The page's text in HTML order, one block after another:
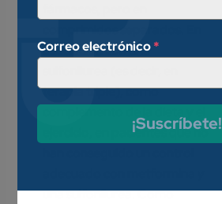
asociación con una
terapia triple), como
ejercicio, en pacientes que no
una sulfonilurea. Como
Correo electrónico*
¡Suscríbete!